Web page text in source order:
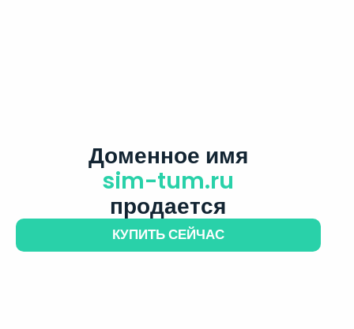
Доменное имя
sim-tum.ru
продается
КУПИТЬ СЕЙЧАС